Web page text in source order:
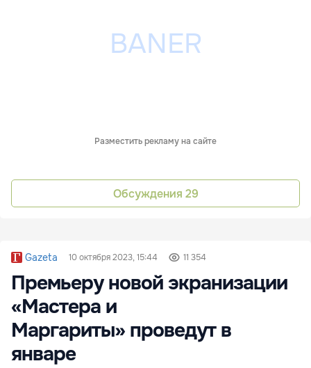
Разместить рекламу на сайте
Обсуждения 29
Gazeta 10 октября 2023, 15:44 11 354
Премьеру новой экранизации
«Мастера и
Маргариты» проведут в
январе